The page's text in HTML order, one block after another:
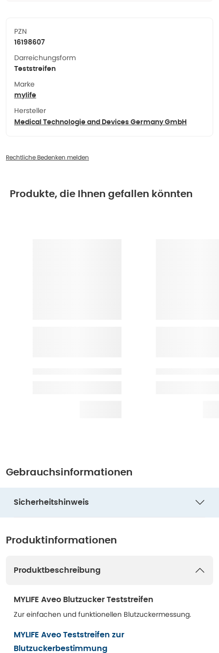
PZN
16198607
Darreichungsform
Teststreifen
Marke
mylife
Hersteller
Medical Technologie and Devices Germany GmbH
Rechtliche Bedenken melden
Produkte, die Ihnen gefallen könnten
Gebrauchsinformationen
Sicherheitshinweis
Produktinformationen
Produktbeschreibung
MYLIFE Aveo Blutzucker Teststreifen
Zur einfachen und funktionellen Blutzuckermessung.
MYLIFE Aveo Teststreifen zur
Blutzuckerbestimmung